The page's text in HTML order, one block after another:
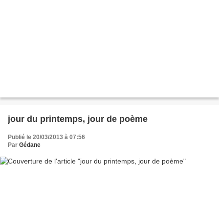
jour du printemps, jour de poème
Publié le 20/03/2013 à 07:56
Par Gédane